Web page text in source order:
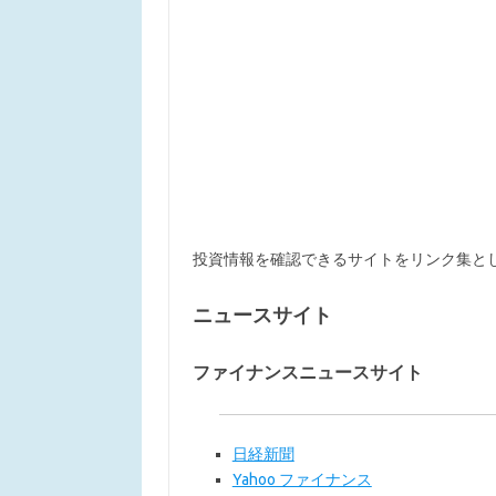
投資情報を確認できるサイトをリンク集と
ニュースサイト
ファイナンスニュースサイト
日経新聞
Yahoo ファイナンス